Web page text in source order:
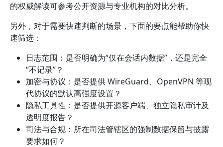
的权威解读可参考公开资源与专业机构的对比分析。
另外，对于需要快速判断的场景，下面的要点能帮助你快
速筛选：
日志范围：是否明确为“仅在会话内数据”，还是完全
“不记录”？
加密与协议：是否提供 WireGuard、OpenVPN 等现
代协议的默认高强度设置？
隐私工具性：是否提供开源客户端、独立隐私审计及
透明度报告？
司法与合规：所在司法管辖区的强制数据保留与披露
要求如何？